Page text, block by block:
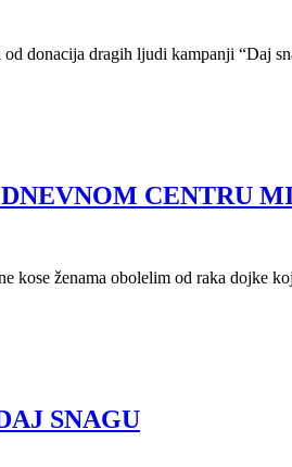
donacija dragih ljudi kampanji “Daj
CENTRU
ženama obolelim od raka dojke
SNAGU